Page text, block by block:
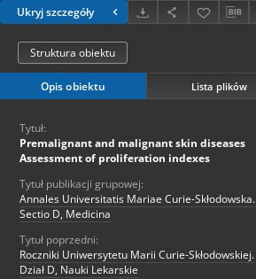
Ukryj szczegóły
Struktura obiektu
Opis obiektu Lista plików
Tytuł:
Premalignant and malignant skin diseases
Assessment of proliferation indexes
Tytuł publikacji grupowej:
Annales Universitatis Mariae Curie-Skłodowska.
Sectio D, Medicina
Tytuł poprzedni:
Roczniki Uniwersytetu Marii Curie-Skłodowskiej.
Dział D, Nauki Lekarskie